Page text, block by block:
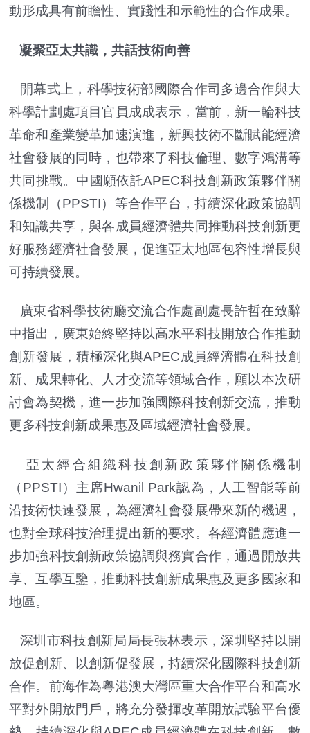
動形成具有前瞻性、實踐性和示範性的合作成果。
凝聚亞太共識，共話技術向善
開幕式上，科學技術部國際合作司多邊合作與大
科學計劃處項目官員成成表示，當前，新一輪科技
革命和產業變革加速演進，新興技術不斷賦能經濟
社會發展的同時，也帶來了科技倫理、數字鴻溝等
共同挑戰。中國願依託APEC科技創新政策夥伴關
係機制（PPSTI）等合作平台，持續深化政策協調
和知識共享，與各成員經濟體共同推動科技創新更
好服務經濟社會發展，促進亞太地區包容性增長與
可持續發展。
廣東省科學技術廳交流合作處副處長許哲在致辭
中指出，廣東始終堅持以高水平科技開放合作推動
創新發展，積極深化與APEC成員經濟體在科技創
新、成果轉化、人才交流等領域合作，願以本次研
討會為契機，進一步加強國際科技創新交流，推動
更多科技創新成果惠及區域經濟社會發展。
亞太經合組織科技創新政策夥伴關係機制
（PPSTI）主席Hwanil Park認為，人工智能等前
沿技術快速發展，為經濟社會發展帶來新的機遇，
也對全球科技治理提出新的要求。各經濟體應進一
步加強科技創新政策協調與務實合作，通過開放共
享、互學互鑒，推動科技創新成果惠及更多國家和
地區。
深圳市科技創新局局長張林表示，深圳堅持以開
放促創新、以創新促發展，持續深化國際科技創新
合作。前海作為粵港澳大灣區重大合作平台和高水
平對外開放門戶，將充分發揮改革開放試驗平台優